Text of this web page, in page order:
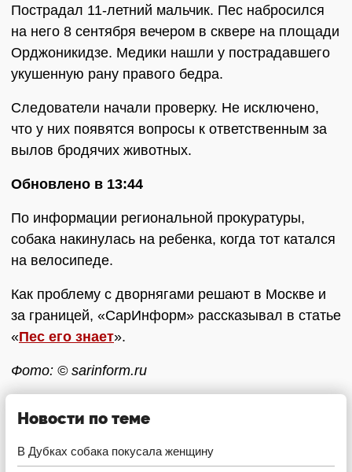
Пострадал 11-летний мальчик. Пес набросился
на него 8 сентября вечером в сквере на площади
Орджоникидзе. Медики нашли у пострадавшего
укушенную рану правого бедра.
Следователи начали проверку. Не исключено,
что у них появятся вопросы к ответственным за
вылов бродячих животных.
Обновлено в 13:44
По информации региональной прокуратуры,
собака накинулась на ребенка, когда тот катался
на велосипеде.
Как проблему с дворнягами решают в Москве и
за границей, «СарИнформ» рассказывал в статье
«Пес его знает».
Фото: © sarinform.ru
Новости по теме
В Дубках собака покусала женщину